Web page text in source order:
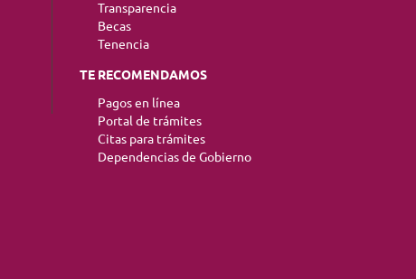
Transparencia
Becas
Tenencia
TE RECOMENDAMOS
Pagos en línea
Portal de trámites
Citas para trámites
Dependencias de Gobierno